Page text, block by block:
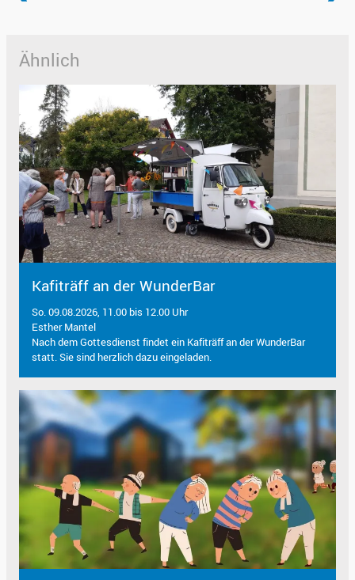
Ähnlich
Kafiträff an der WunderBar
So. 09.08.2026, 11.00 bis 12.00 Uhr
Esther Mantel
Nach dem Gottesdienst findet ein Kafiträff an der WunderBar
statt. Sie sind herzlich dazu eingeladen.